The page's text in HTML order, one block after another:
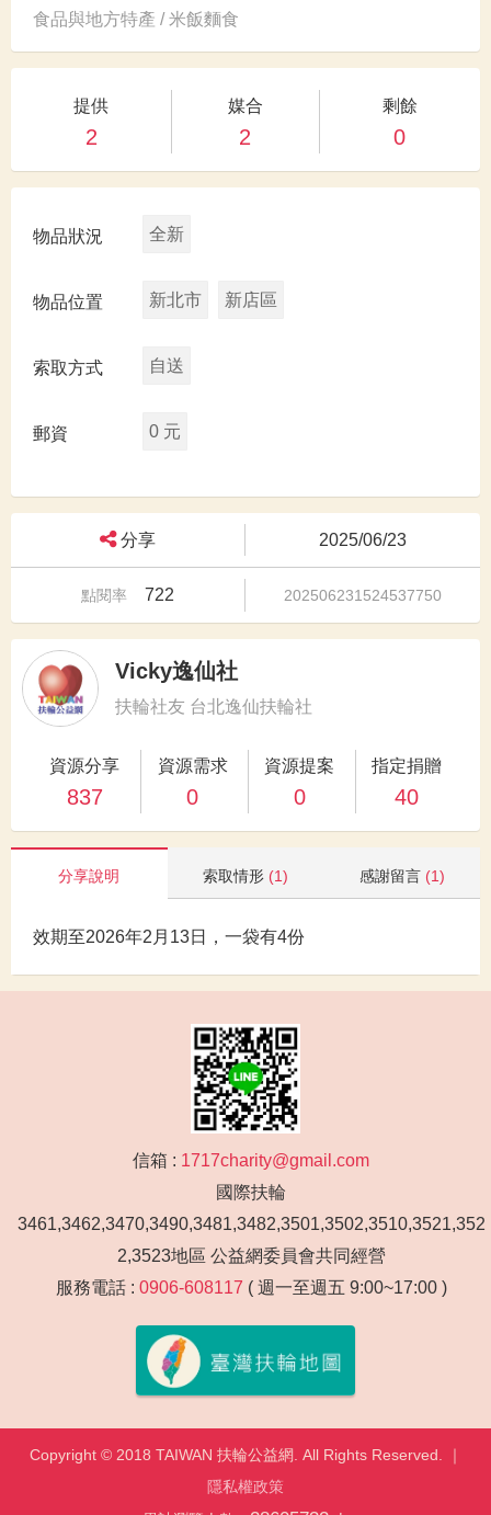
食品與地方特產 / 米飯麵食
提供
2
媒合
2
剩餘
0
物品狀況 全新
物品位置 新北市 新店區
索取方式 自送
郵資 0 元
分享 2025/06/23
點閱率 722 202506231524537750
Vicky逸仙社
扶輪社友 台北逸仙扶輪社
資源分享
837
資源需求
0
資源提案
0
指定捐贈
40
分享說明 索取情形 (1) 感謝留言 (1)
效期至2026年2月13日，一袋有4份
信箱 : 1717charity@gmail.com
國際扶輪
3461,3462,3470,3490,3481,3482,3501,3502,3510,3521,352
2,3523地區 公益網委員會共同經營
服務電話 : 0906-608117 ( 週一至週五 9:00~17:00 )
Copyright © 2018 TAIWAN 扶輪公益網. All Rights Reserved. ｜
隱私權政策